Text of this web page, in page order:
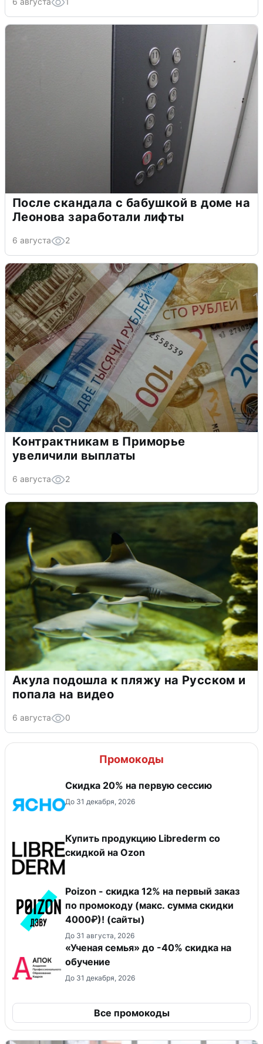
После скандала с бабушкой в доме на
Леонова заработали лифты
6 августа 2
Контрактникам в Приморье
увеличили выплаты
6 августа 2
Акула подошла к пляжу на Русском и
попала на видео
6 августа 0
Промокоды
Скидка 20% на первую сессию
До 31 декабря, 2026
Купить продукцию Librederm со
скидкой на Ozon
Poizon - скидка 12% на первый заказ
по промокоду (макс. сумма скидки
4000₽)! (сайты)
До 31 августа, 2026
«Ученая семья» до -40% скидка на
обучение
До 31 декабря, 2026
Все промокоды